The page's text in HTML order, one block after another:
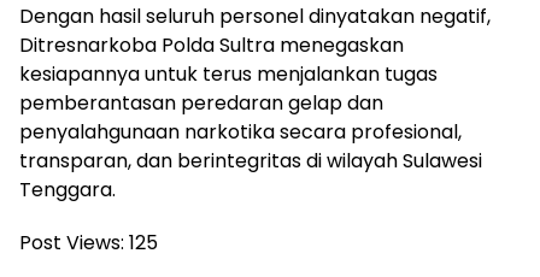
Dengan hasil seluruh personel dinyatakan negatif,
Ditresnarkoba Polda Sultra menegaskan
kesiapannya untuk terus menjalankan tugas
pemberantasan peredaran gelap dan
penyalahgunaan narkotika secara profesional,
transparan, dan berintegritas di wilayah Sulawesi
Tenggara.
Post Views: 125